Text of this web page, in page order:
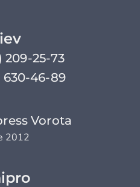
209-25-73
630-46-89
Vorota
2012